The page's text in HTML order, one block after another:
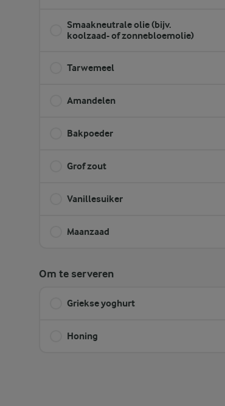
Smaakneutrale olie (bijv.
koolzaad- of zonnebloemolie)
Tarwemeel
Amandelen
Bakpoeder
Grof zout
Vanillesuiker
Maanzaad
Om te serveren
Griekse yoghurt
Honing